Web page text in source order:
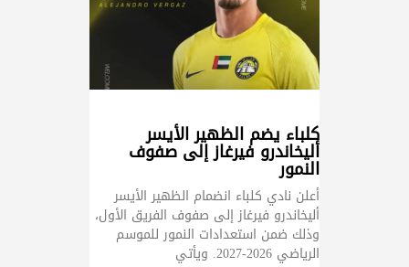
كلباء يضم الظهير الأيسر
أليخاندرو فيرغاز إلى صفوف
النمور
أعلن نادي كلباء انضمام الظهير الأيسر
أليخاندرو فيرغاز إلى صفوف الفريق الأول،
وذلك ضمن استعدادات النمور للموسم
الرياضي 2026-2027. ويأتي